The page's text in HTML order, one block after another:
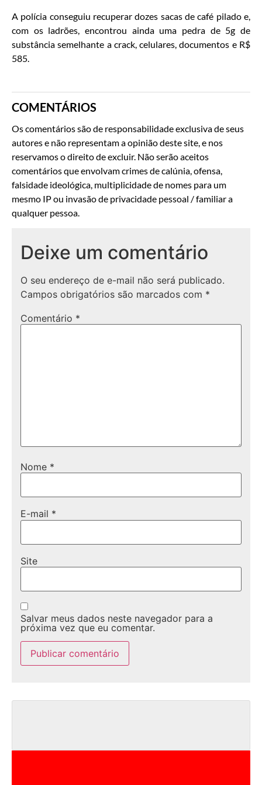
A polícia conseguiu recuperar dozes sacas de café pilado e,
com os ladrões, encontrou ainda uma pedra de 5g de
substância semelhante a crack, celulares, documentos e R$
585.
COMENTÁRIOS
Os comentários são de responsabilidade exclusiva de seus
autores e não representam a opinião deste site, e nos
reservamos o direito de excluir. Não serão aceitos
comentários que envolvam crimes de calúnia, ofensa,
falsidade ideológica, multiplicidade de nomes para um
mesmo IP ou invasão de privacidade pessoal / familiar a
qualquer pessoa.
Deixe um comentário
O seu endereço de e-mail não será publicado.
Campos obrigatórios são marcados com *
Comentário *
Nome *
E-mail *
Site
Salvar meus dados neste navegador para a
próxima vez que eu comentar.